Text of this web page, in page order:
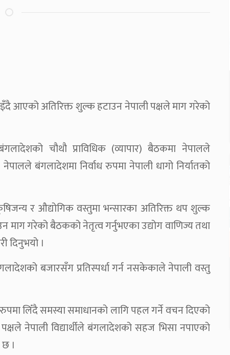
आएको अतिरिक्त शुल्क हटाउन नेपाली पक्षले माग गरेको
चौथौ प्राविधिक (व्यापार) बैठकमा नेपालले
बंगलादेशमा निर्वाध रुपमा नेपाली धागो निर्यातको
र औद्योगिक वस्तुमा भन्सारका अतिरिक्त थप शुल्क
गरेको बैठकको नेतृत्व गर्नुभएका उद्योग वाणिज्य तथा
दिनुभयो ।
बजारसँग प्रतिस्पर्धा गर्न नसकेकाले नेपाली वस्तु
लिँदै समस्या समाधानको लागि पहल गर्ने वचन दिएको
नेपाली विद्यार्थीले बंगलादेशको सहज भिसा नपाएको
।